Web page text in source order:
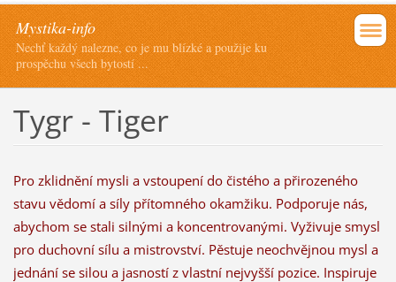
Mystika-info
Nechť každý nalezne, co je mu blízké a použije ku
prospěchu všech bytostí ...
Tygr - Tiger
Pro zklidnění mysli a vstoupení do čistého a přirozeného
stavu vědomí a síly přítomného okamžiku. Podporuje nás,
abychom se stali silnými a koncentrovanými. Vyživuje smysl
pro duchovní sílu a mistrovství. Pěstuje neochvějnou mysl a
jednání se silou a jasností z vlastní nejvyšší pozice. Inspiruje